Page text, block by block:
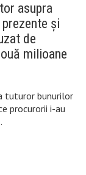
asupra
și
de
milioane
tuturor bunurilor
procurorii i-au